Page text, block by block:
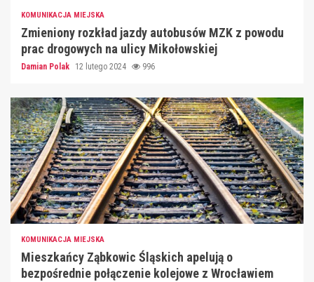
KOMUNIKACJA MIEJSKA
Zmieniony rozkład jazdy autobusów MZK z powodu
prac drogowych na ulicy Mikołowskiej
Damian Polak 12 lutego 2024 996
KOMUNIKACJA MIEJSKA
Mieszkańcy Ząbkowic Śląskich apelują o
bezpośrednie połączenie kolejowe z Wrocławiem